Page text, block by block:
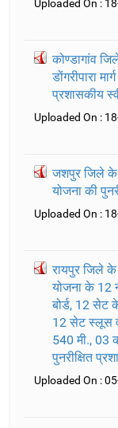
Uploaded On :
कोण्डागांव
डोंगरीपारा
प्रशासकीय
Uploaded On :
जशपुर जिले के
योजना की
Uploaded On :
रायपुर जिले
योजना के 12
बोर्ड, 12 सेट
12 सेट स्लूस
540 मी., 03
पुनरीक्षित
Uploaded On :